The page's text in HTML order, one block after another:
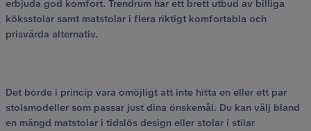
erbjuda god komfort. Trendrum har ett brett utbud av billiga
köksstolar samt matstolar i flera riktigt komfortabla och
prisvärda alternativ.
Det borde i princip vara omöjligt att inte hitta en eller ett par
stolsmodeller som passar just dina önskemål. Du kan välj bland
en mängd matstolar i tidslös design eller stolar i stilar